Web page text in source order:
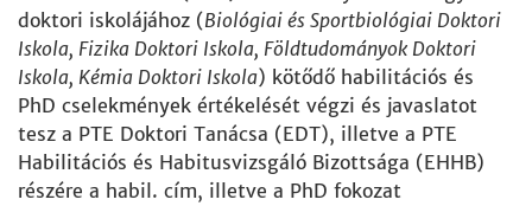
doktori iskolájához (Biológiai és Sportbiológiai Doktori
Iskola, Fizika Doktori Iskola, Földtudományok Doktori
Iskola, Kémia Doktori Iskola) kötődő habilitációs és
PhD cselekmények értékelését végzi és javaslatot
tesz a PTE Doktori Tanácsa (EDT), illetve a PTE
Habilitációs és Habitusvizsgáló Bizottsága (EHHB)
részére a habil. cím, illetve a PhD fokozat